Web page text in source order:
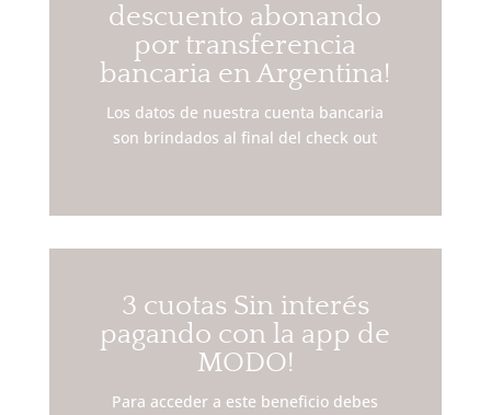
descuento abonando
por transferencia
bancaria en Argentina!
Los datos de nuestra cuenta bancaria
son brindados al final del check out
3 cuotas Sin interés
pagando con la app de
MODO!
Para acceder a este beneficio debes